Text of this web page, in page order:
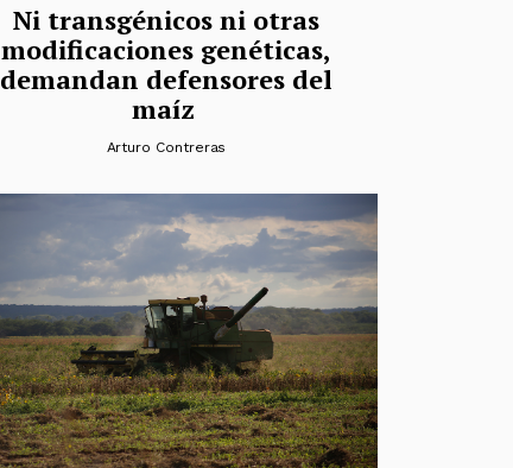
Ni transgénicos ni otras
modificaciones genéticas,
demandan defensores del
maíz
Arturo Contreras